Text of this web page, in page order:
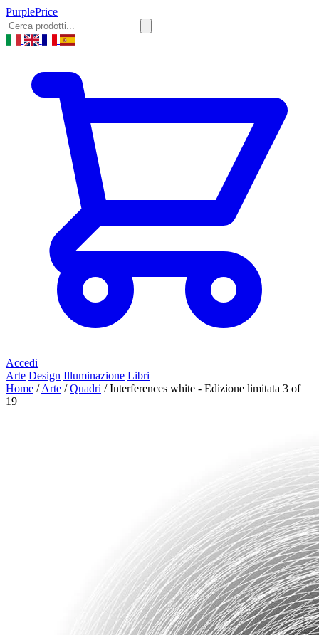
PurplePrice
Accedi
Arte Design Illuminazione Libri
Home / Arte / Quadri / Interferences white - Edizione limitata 3 of
19